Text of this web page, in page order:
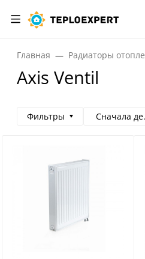
Главная Радиаторы
Axis Ventil
Фильтры Сначала